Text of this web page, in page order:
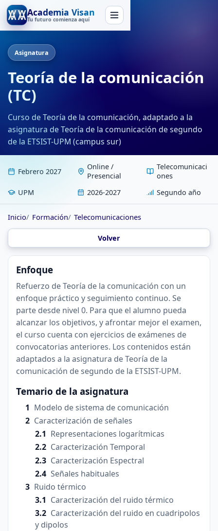
Academia Visan
Tu futuro comienza aquí
Asignatura
Teoría de la comunicación
(TC)
Curso de Teoría de la comunicación, adaptado a la
asignatura de Teoría de la comunicación de segundo
de la ETSIST-UPM (campus sur)
Febrero 2027
Online /
Presencial
Telecomunicaci
ones
UPM
2026-2027 Segundo año
Inicio Formación Telecomunicaciones
Volver
Enfoque
Refuerzo de Teoría de la comunicación con un
enfoque práctico y seguimiento continuo. Se
parte desde nivel 0. Para que el alumno pueda
alcanzar los objetivos, y afrontar mejor el examen,
el curso cuenta con ejercicios de exámenes de
convocatorias anteriores. Los contenidos están
adaptados a la asignatura de Teoría de la
comunicación de segundo de la ETSIST-UPM.
Temario de la asignatura
Modelo de sistema de comunicación
Caracterización de señales
Representaciones logarítmicas
Caracterización Temporal
Caracterización Espectral
Señales habituales
Ruido térmico
Caracterización del ruido térmico
Caracterización del ruido en cuadripolos
y dipolos